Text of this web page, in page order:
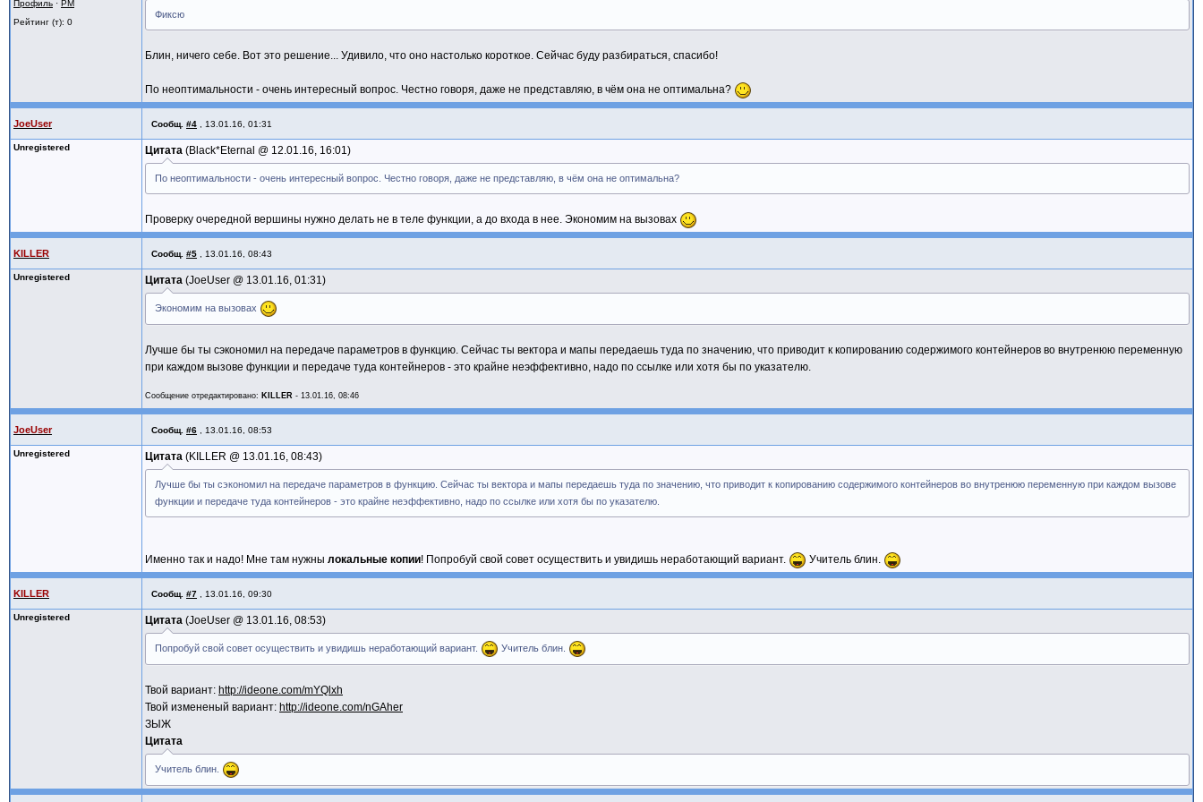
{2,4,6},
{3,5,6},
{0,1,2,3,4,5}
std::vector< unsigned short > visitedIndexesPathArr;
goElement( relationsArr, 0, visitedIndexesPathArr );
}
{1,{0,2,6}},
{4,{3,5,6}},
{6,{0,1,2,3,4,5}}
};
for(auto const& i:Rel) PrintPath(i.first,Path,Vis,Rel);
}
Профиль · PM
Рейтинг (т): 0
Фиксю
Блин, ничего себе. Вот это решение... Удивило, что оно настолько короткое. Сейчас буду разбираться, спасибо!
По неоптимальности - очень интересный вопрос. Честно говоря, даже не представляю, в чём она не оптимальна?
JoeUser Сообщ. #4 13.01.16, 01:31
Unregistered Цитата Black*Eternal @ 12.01.16, 16:01
По неоптимальности - очень интересный вопрос. Честно говоря, даже не представляю, в чём она не оптимальна?
Проверку очередной вершины нужно делать не в теле функции, а до входа в нее. Экономим на вызовах
KILLER Сообщ. #5 13.01.16, 08:43
Unregistered Цитата JoeUser @ 13.01.16, 01:31
Экономим на вызовах
Лучше бы ты сэкономил на передаче параметров в функцию. Сейчас ты вектора и мапы передаешь туда по значению, что приводит к копированию содержимого контейнеров во внутренюю переменную
при каждом вызове функции и передаче туда контейнеров - это крайне неэффективно, надо по ссылке или хотя бы по указателю.
Сообщение отредактировано: KILLER - 13.01.16, 08:46
JoeUser Сообщ. #6 13.01.16, 08:53
Unregistered Цитата KILLER @ 13.01.16, 08:43
Лучше бы ты сэкономил на передаче параметров в функцию. Сейчас ты вектора и мапы передаешь туда по значению, что приводит к копированию содержимого контейнеров во внутренюю переменную при каждом вызове
функции и передаче туда контейнеров - это крайне неэффективно, надо по ссылке или хотя бы по указателю.
Именно так и надо! Мне там нужны локальные копии! Попробуй свой совет осуществить и увидишь неработающий вариант. Учитель блин.
KILLER Сообщ. #7 13.01.16, 09:30
Unregistered Цитата JoeUser @ 13.01.16, 08:53
Попробуй свой совет осуществить и увидишь неработающий вариант. Учитель блин.
Твой вариант: http://ideone.com/mYQlxh
Твой измененый вариант: http://ideone.com/nGAher
ЗЫЖ
Цитата
Учитель блин.